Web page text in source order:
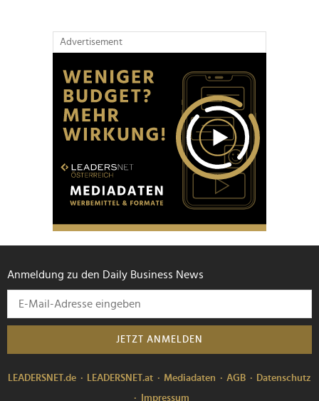
Advertisement
Anmeldung zu den Daily Business News
JETZT ANMELDEN
LEADERSNET.de LEADERSNET.at Mediadaten AGB
Datenschutz
Impressum